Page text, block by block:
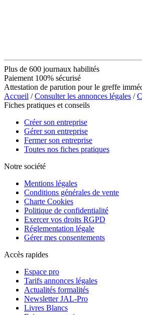
Plus de 600 journaux habilités
Paiement 100% sécurisé
Attestation de parution pour le greffe
Accueil /Consulter les annonces légales /
Fiches pratiques et conseils
Créer son entreprise
Gérer son entreprise
Fermer son entreprise
Toutes nos fiches pratiques
Notre société
Mentions légales
Conditions générales de vente
Charte Cookies
Politique de confidentialité
Exercer vos droits RGPD
Réglementation légale
Gérer mes consentements
Accès rapides
Espace pro
Tarifs annonces légales
Actualités formalités
Newsletter JAL-Pro
Livres Blancs